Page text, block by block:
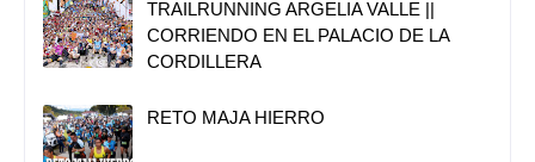
TRAILRUNNING ARGELIA VALLE ||
CORRIENDO EN EL PALACIO DE LA
CORDILLERA
RETO MAJA HIERRO